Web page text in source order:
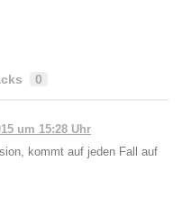
0
um 15:28 Uhr
kommt auf jeden Fall auf